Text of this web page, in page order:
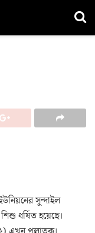
সুন্দাইল
ধর্ষিত হয়েছে।